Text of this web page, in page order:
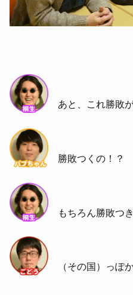
あと、これ勝敗
勝敗つくの！？
もちろん勝敗つき
（その国）っぽ